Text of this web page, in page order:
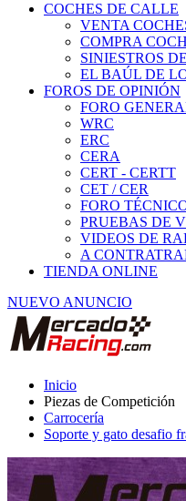
COCHES DE CALLE
VENTA
COMPRA
SINIESTROS
EL BAÚL DE
FOROS DE OPINIÓN
FORO
WRC
ERC
CERA
CERT - CERTT
CET / CER
FORO
PRUEBAS DE
VIDEOS DE
A
TIENDA ONLINE
NUEVO ANUNCIO
Inicio
Piezas de Competición
Carrocería
Soporte y gato desafio